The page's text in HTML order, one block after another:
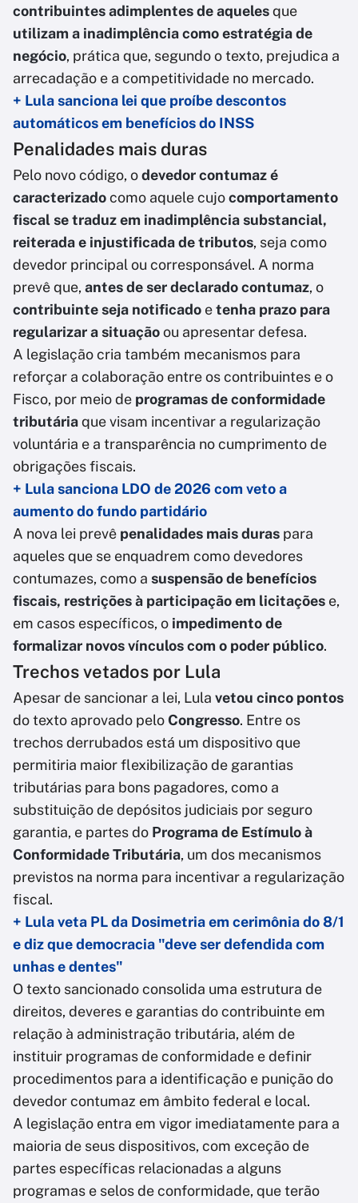
contribuintes adimplentes de aquelesque
utilizam a inadimplência como estratégia de
negócio, prática que, segundo o texto, prejudica a
arrecadação e a competitividade no mercado.
+ Lula sanciona lei que proíbe descontos
automáticos em benefícios do INSS
Penalidades mais duras
Pelo novo código, odevedor contumaz é
caracterizadocomo aquele cujocomportamento
fiscal se traduz em inadimplência substancial,
reiterada e injustificada de tributos, seja como
devedor principal ou corresponsável. A norma
prevê que, antes de ser declarado contumaz, o
contribuinte seja notificado etenha prazo para
regularizar a situaçãoou apresentar defesa.
A legislação cria também mecanismos para
reforçar a colaboração entre os contribuintes e o
Fisco, por meio de programas de conformidade
tributáriaque visam incentivar a regularização
voluntária e a transparência no cumprimento de
obrigações fiscais.
+ Lula sanciona LDO de 2026 com veto a
aumento do fundo partidário
A nova lei prevê penalidades mais duras para
aqueles que se enquadrem como devedores
contumazes, como a suspensão de benefícios
fiscais, restrições à participação em licitações e,
em casos específicos, o impedimento de
formalizar novos vínculos com o poder público.
Trechos vetados por Lula
Apesar de sancionar a lei, Lula vetou cinco pontos
do texto aprovado peloCongresso. Entre os
trechos derrubados está um dispositivo que
permitiria maior flexibilização de garantias
tributárias para bons pagadores, como a
substituição de depósitos judiciais por seguro
garantia, e partes do Programa de Estímulo à
Conformidade Tributária, um dos mecanismos
previstos na norma para incentivar a regularização
fiscal.
+ Lula veta PL da Dosimetria em cerimônia do 8/1
e diz que democracia "deve ser defendida com
unhas e dentes"
O texto sancionado consolida uma estrutura de
direitos, deveres e garantias do contribuinte em
relação à administração tributária, além de
instituir programas de conformidade e definir
procedimentos para a identificação e punição do
devedor contumaz em âmbito federal e local.
A legislação entra em vigor imediatamente para a
maioria de seus dispositivos, com exceção de
partes específicas relacionadas a alguns
programas e selos de conformidade, que terão